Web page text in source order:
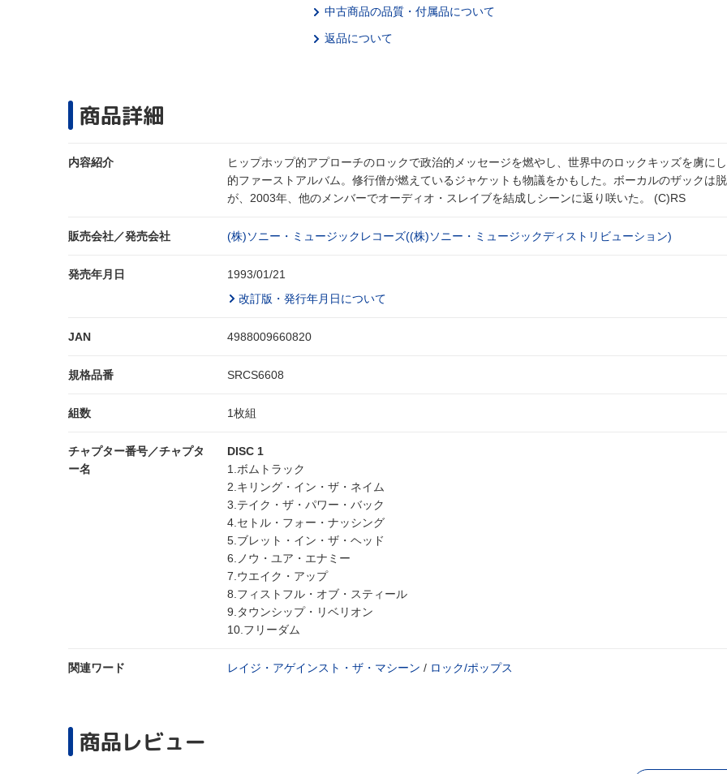
中古商品の品質・付属品について
返品について
商品詳細
内容紹介
ヒップホップ的アプローチのロックで政治的メッセージを燃やし、世界中のロックキッズを虜に
的ファーストアルバム。修行僧が燃えているジャケットも物議をかもした。ボーカルのザックは
が、2003年、他のメンバーでオーディオ・スレイブを結成しシーンに返り咲いた。 (C)RS
販売会社／発売会社 (株)ソニー・ミュージックレコーズ((株)ソニー・ミュージックディストリビューション)
発売年月日
1993/01/21
改訂版・発行年月日について
JAN 4988009660820
規格品番 SRCS6608
組数 1枚組
チャプター番号／チャプタ
ー名
DISC 1
1.ボムトラック
2.キリング・イン・ザ・ネイム
3.テイク・ザ・パワー・バック
4.セトル・フォー・ナッシング
5.ブレット・イン・ザ・ヘッド
6.ノウ・ユア・エナミー
7.ウエイク・アップ
8.フィストフル・オブ・スティール
9.タウンシップ・リベリオン
10.フリーダム
関連ワード レイジ・アゲインスト・ザ・マシーン / ロック/ポップス
商品レビュー